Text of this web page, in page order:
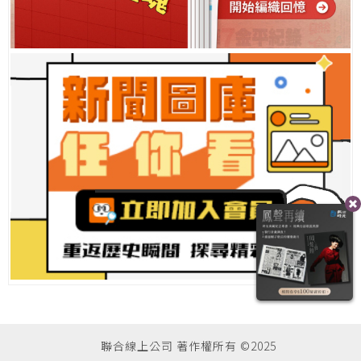
聯合線上公司 著作權所有 ©2025